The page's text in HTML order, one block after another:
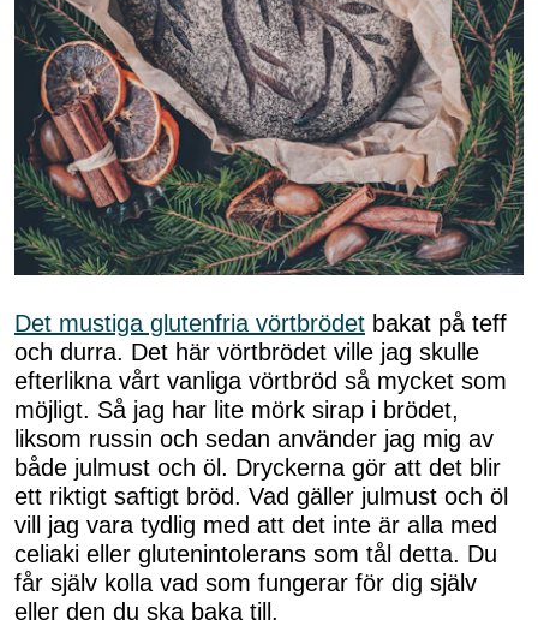
Det mustiga glutenfria vörtbrödet bakat på teff
och durra. Det här vörtbrödet ville jag skulle
efterlikna vårt vanliga vörtbröd så mycket som
möjligt. Så jag har lite mörk sirap i brödet,
liksom russin och sedan använder jag mig av
både julmust och öl. Dryckerna gör att det blir
ett riktigt saftigt bröd. Vad gäller julmust och öl
vill jag vara tydlig med att det inte är alla med
celiaki eller glutenintolerans som tål detta. Du
får själv kolla vad som fungerar för dig själv
eller den du ska baka till.